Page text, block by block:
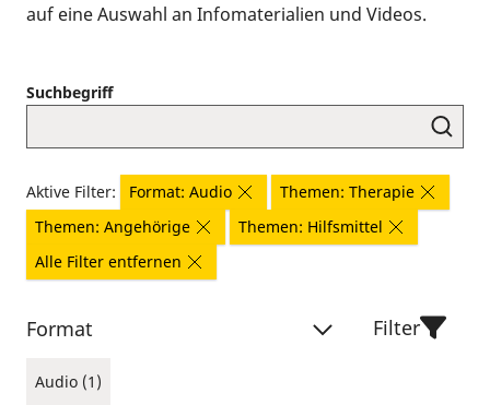
auf eine Auswahl an Infomaterialien und Videos.
Suchbegriff
Aktive Filter: Format: Audio
Themen: Therapie
Themen: Angehörige
Themen: Hilfsmittel
Alle Filter entfernen
Format
Audio (1)
Filter